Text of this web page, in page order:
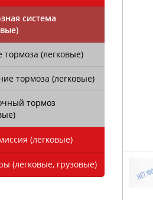
система
тормоза (легковые)
тормоза (легковые)
тормоз
(легковые)
(легковые, грузовые)